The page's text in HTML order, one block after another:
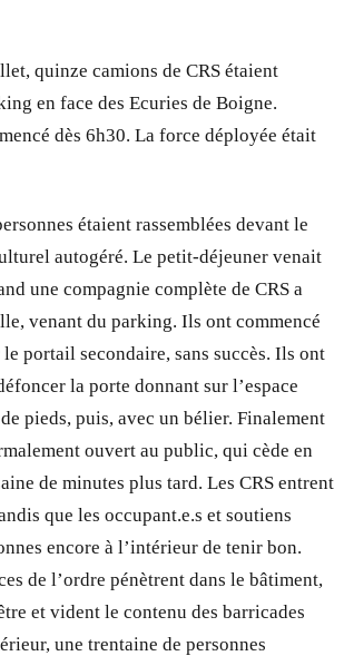
quinze camions de CRS étaient
en face des Ecuries de Boigne.
dès 6h30. La force déployée était
étaient rassemblées devant le
autogéré. Le petit-déjeuner venait
une compagnie complète de CRS a
venant du parking. Ils ont commencé
portail secondaire, sans succès. Ils ont
la porte donnant sur l’espace
pieds, puis, avec un bélier. Finalement
ouvert au public, qui cède en
de minutes plus tard. Les CRS entrent
que les occupant.e.s et soutiens
encore à l’intérieur de tenir bon.
de l’ordre pénètrent dans le bâtiment,
et vident le contenu des barricades
une trentaine de personnes